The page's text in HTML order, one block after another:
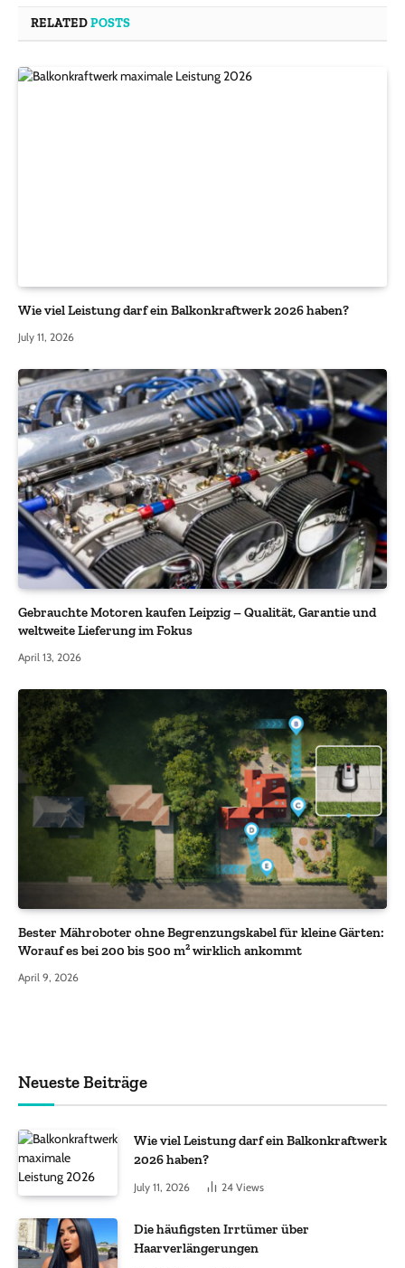
RELATEDPOSTS
Wie viel Leistung darf ein Balkonkraftwerk 2026 haben?
July 11, 2026
Gebrauchte Motoren kaufen Leipzig – Qualität, Garantie und
weltweite Lieferung im Fokus
April 13, 2026
Bester Mähroboter ohne Begrenzungskabel für kleine Gärten:
Worauf es bei 200 bis 500 m² wirklich ankommt
April 9, 2026
Neueste Beiträge
Wie viel Leistung darf ein Balkonkraftwerk
2026 haben?
July 11, 2026 24 Views
Die häufigsten Irrtümer über
Haarverlängerungen